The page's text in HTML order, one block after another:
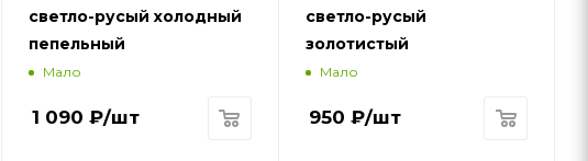
светло-русый холодный
пепельный
Мало
1 090 ₽/шт
светло-русый
золотистый
Мало
950 ₽/шт